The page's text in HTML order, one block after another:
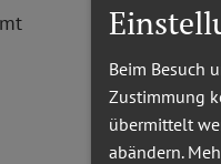
Beim Besuch
Zustimmung
übermittelt
abändern.